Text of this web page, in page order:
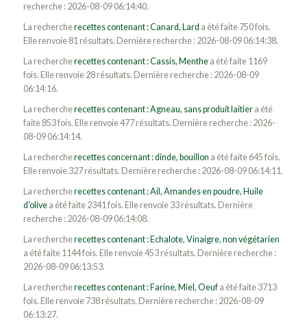
recherche : 2026-08-09 06:14:40.
La rechercherecettes contenant : Canard, Lard a été faite 750 fois.
Elle renvoie 81 résultats. Dernière recherche : 2026-08-09 06:14:38.
La rechercherecettes contenant : Cassis, Menthea été faite 1169
fois. Elle renvoie 28 résultats. Dernière recherche : 2026-08-09
06:14:16.
La rechercherecettes contenant : Agneau, sans produit laitiera été
faite 853 fois. Elle renvoie 477 résultats. Dernière recherche : 2026-
08-09 06:14:14.
La rechercherecettes concernant : dinde, bouillon a été faite 645 fois.
Elle renvoie 327 résultats. Dernière recherche : 2026-08-09 06:14:11.
La rechercherecettes contenant : Ail, Amandes en poudre, Huile
d'olivea été faite 2341 fois. Elle renvoie 33 résultats. Dernière
recherche : 2026-08-09 06:14:08.
La rechercherecettes contenant : Echalote, Vinaigre, non végétarien
a été faite 1144 fois. Elle renvoie 453 résultats. Dernière recherche :
2026-08-09 06:13:53.
La rechercherecettes contenant : Farine, Miel, Oeufa été faite 3713
fois. Elle renvoie 738 résultats. Dernière recherche : 2026-08-09
06:13:27.